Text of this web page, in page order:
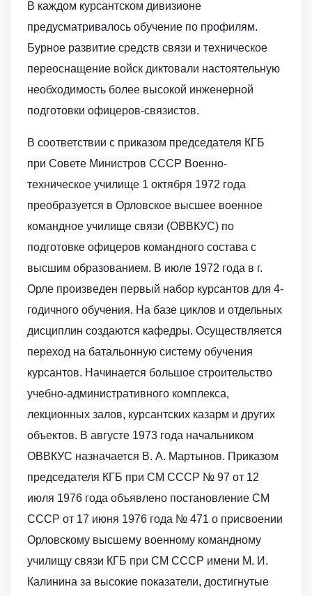
В каждом курсантском дивизионе
предусматривалось обучение по профилям.
Бурное развитие средств связи и техническое
переоснащение войск диктовали настоятельную
необходимость более высокой инженерной
подготовки офицеров-связистов.
В соответствии с приказом председателя КГБ
при Совете Министров СССР Военно-
техническое училище 1 октября 1972 года
преобразуется в Орловское высшее военное
командное училище связи (ОВВКУС) по
подготовке офицеров командного состава с
высшим образованием. В июле 1972 года в г.
Орле произведен первый набор курсантов для 4-
годичного обучения. На базе циклов и отдельных
дисциплин создаются кафедры. Осуществляется
переход на батальонную систему обучения
курсантов. Начинается большое строительство
учебно-административного комплекса,
лекционных залов, курсантских казарм и других
объектов. В августе 1973 года начальником
ОВВКУС назначается В. А. Мартынов. Приказом
председателя КГБ при СМ СССР № 97 от 12
июля 1976 года объявлено постановление СМ
СССР от 17 июня 1976 года № 471 о присвоении
Орловскому высшему военному командному
училищу связи КГБ при СМ СССР имени М. И.
Калинина за высокие показатели, достигнутые